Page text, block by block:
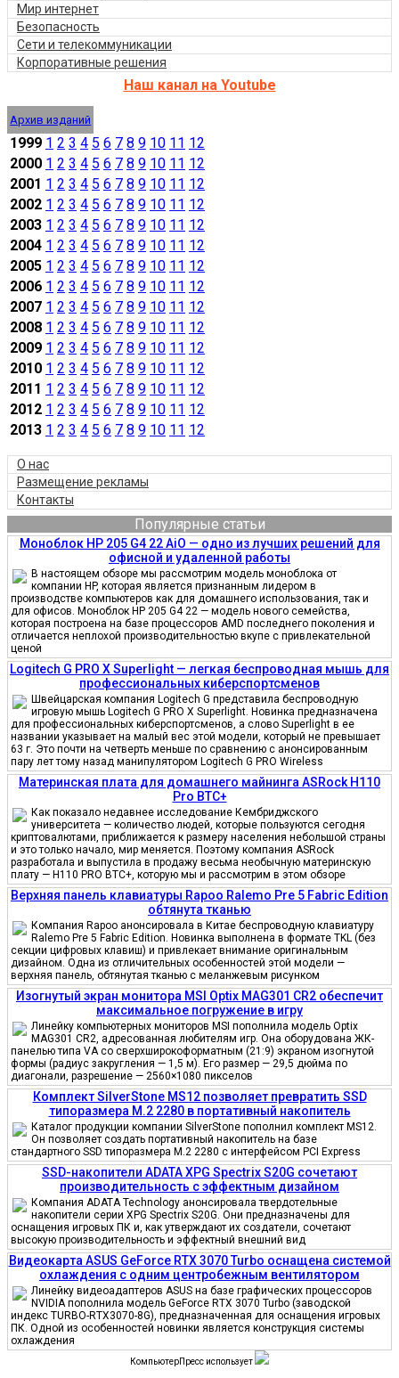
Мир интернет
Безопасность
Сети и телекоммуникации
Корпоративные решения
Наш канал на Youtube
Архив изданий
1999 1 2 3 4 5 6 7 8 9 10 11 12
2000 1 2 3 4 5 6 7 8 9 10 11 12
2001 1 2 3 4 5 6 7 8 9 10 11 12
2002 1 2 3 4 5 6 7 8 9 10 11 12
2003 1 2 3 4 5 6 7 8 9 10 11 12
2004 1 2 3 4 5 6 7 8 9 10 11 12
2005 1 2 3 4 5 6 7 8 9 10 11 12
2006 1 2 3 4 5 6 7 8 9 10 11 12
2007 1 2 3 4 5 6 7 8 9 10 11 12
2008 1 2 3 4 5 6 7 8 9 10 11 12
2009 1 2 3 4 5 6 7 8 9 10 11 12
2010 1 2 3 4 5 6 7 8 9 10 11 12
2011 1 2 3 4 5 6 7 8 9 10 11 12
2012 1 2 3 4 5 6 7 8 9 10 11 12
2013 1 2 3 4 5 6 7 8 9 10 11 12
О нас
Размещение рекламы
Контакты
Популярные статьи
Моноблок HP 205 G4 22 AiO — одно из лучших решений для
офисной и удаленной работы
В настоящем обзоре мы рассмотрим модель моноблока от
компании HP, которая является признанным лидером в
производстве компьютеров как для домашнего использования, так и
для офисов. Моноблок HP 205 G4 22 — модель нового семейства,
которая построена на базе процессоров AMD последнего поколения и
отличается неплохой производительностью вкупе с привлекательной
ценой
Logitech G PRO X Superlight — легкая беспроводная мышь для
профессиональных киберспортсменов
Швейцарская компания Logitech G представила беспроводную
игровую мышь Logitech G PRO X Superlight. Новинка предназначена
для профессиональных киберспортсменов, а слово Superlight в ее
названии указывает на малый вес этой модели, который не превышает
63 г. Это почти на четверть меньше по сравнению с анонсированным
пару лет тому назад манипулятором Logitech G PRO Wireless
Материнская плата для домашнего майнинга ASRock H110
Pro BTC+
Как показало недавнее исследование Кембриджского
университета — количество людей, которые пользуются сегодня
криптовалютами, приближается к размеру населения небольшой страны
и это только начало, мир меняется. Поэтому компания ASRock
разработала и выпустила в продажу весьма необычную материнскую
плату — H110 PRO BTC+, которую мы и рассмотрим в этом обзоре
Верхняя панель клавиатуры Rapoo Ralemo Pre 5 Fabric Edition
обтянута тканью
Компания Rapoo анонсировала в Китае беспроводную клавиатуру
Ralemo Pre 5 Fabric Edition. Новинка выполнена в формате TKL (без
секции цифровых клавиш) и привлекает внимание оригинальным
дизайном. Одна из отличительных особенностей этой модели —
верхняя панель, обтянутая тканью с меланжевым рисунком
Изогнутый экран монитора MSI Optix MAG301 CR2 обеспечит
максимальное погружение в игру
Линейку компьютерных мониторов MSI пополнила модель Optix
MAG301 CR2, адресованная любителям игр. Она оборудована ЖК-
панелью типа VA со сверхширокоформатным (21:9) экраном изогнутой
формы (радиус закругления — 1,5 м). Его размер — 29,5 дюйма по
диагонали, разрешение — 2560×1080 пикселов
Комплект SilverStone MS12 позволяет превратить SSD
типоразмера M.2 2280 в портативный накопитель
Каталог продукции компании SilverStone пополнил комплект MS12.
Он позволяет создать портативный накопитель на базе
стандартного SSD типоразмера M.2 2280 с интерфейсом PCI Express
SSD-накопители ADATA XPG Spectrix S20G сочетают
производительность с эффектным дизайном
Компания ADATA Technology анонсировала твердотельные
накопители серии XPG Spectrix S20G. Они предназначены для
оснащения игровых ПК и, как утверждают их создатели, сочетают
высокую производительность и эффектный внешний вид
Видеокарта ASUS GeForce RTX 3070 Turbo оснащена системой
охлаждения с одним центробежным вентилятором
Линейку видеоадаптеров ASUS на базе графических процессоров
NVIDIA пополнила модель GeForce RTX 3070 Turbo (заводской
индекс TURBO-RTX3070-8G), предназначенная для оснащения игровых
ПК. Одной из особенностей новинки является конструкция системы
охлаждения
КомпьютерПресс использует